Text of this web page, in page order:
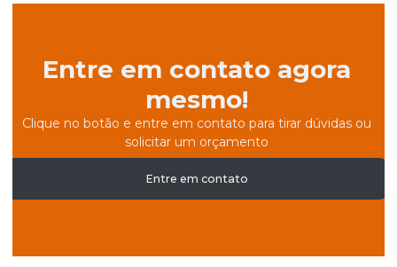
Entre em contato agora
mesmo!
Clique no botão e entre em contato para tirar dúvidas ou
solicitar um orçamento
Entre em contato